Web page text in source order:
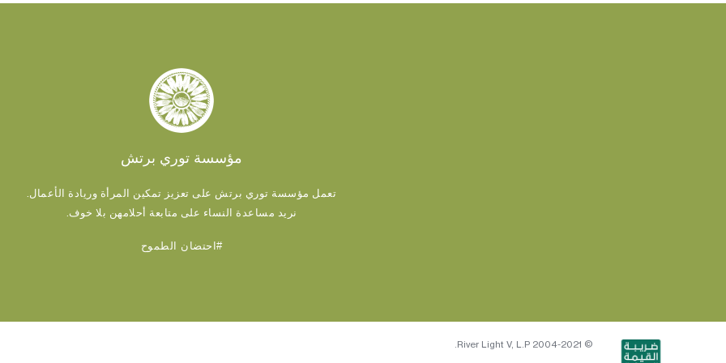
مؤسسة توري برتش
تعمل مؤسسة توري برتش على تعزيز تمكين المرأة وريادة الأعمال.
نريد مساعدة النساء على متابعة أحلامهن بلا خوف.
#احتضان الطموح
© 2004-2021 River Light V, L.P.